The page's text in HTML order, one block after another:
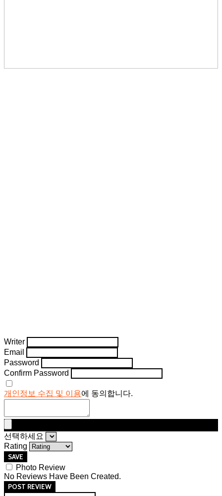
Writer
Email
Password
Confirm Password
개인정보 수집 및 이용에 동의합니다.
선택하세요
Rating
SAVE
Photo Review
No Reviews Have Been Created.
POST REVIEW